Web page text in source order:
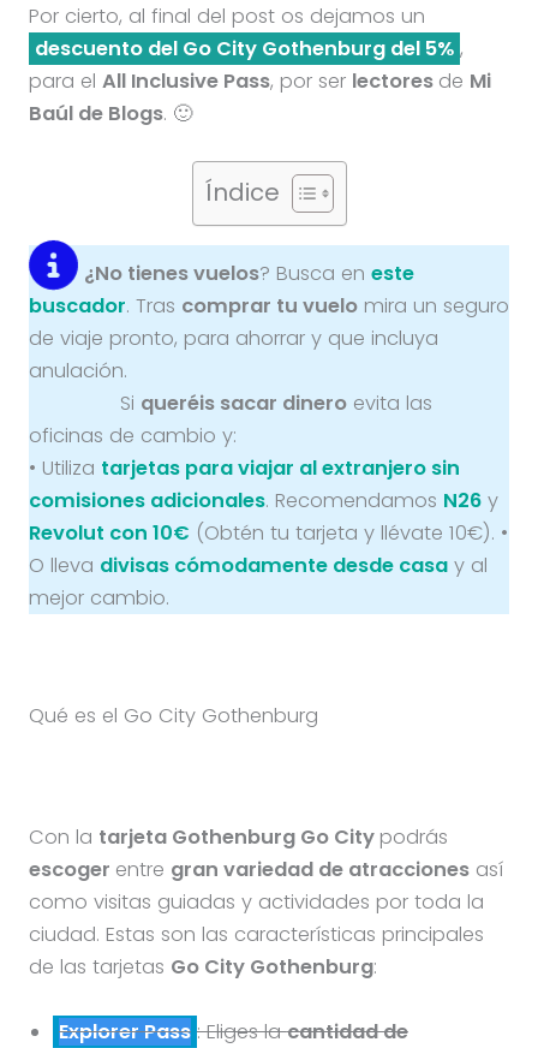
Por cierto, al final del post os dejamos un
descuento del Go City Gothenburg del 5% ,
para el All Inclusive Pass, por ser lectores de Mi
Baúl de Blogs. 🙂
Índice
¿No tienes vuelos? Busca en este
buscador. Tras comprar tu vuelomira un seguro
de viaje pronto, para ahorrar y que incluya
anulación.
Si queréis sacar dinero evita las
oficinas de cambio y:
• Utiliza tarjetas para viajar al extranjero sin
comisiones adicionales. Recomendamos N26y
Revolut con 10€ (Obtén tu tarjeta y llévate 10€). •
O lleva divisas cómodamente desde casay al
mejor cambio.
Qué es el Go City Gothenburg
Con la tarjeta Gothenburg Go City podrás
escoger entre gran variedad de atraccionesasí
como visitas guiadas y actividades por toda la
ciudad. Estas son las características principales
de las tarjetas Go City Gothenburg:
Explorer Pass : Eliges lacantidad de